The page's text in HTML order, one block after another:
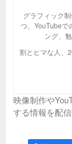
グラフィック
つ、YouTubeで
ング、
割とヒマな人、
映像制作や
する情報を配信